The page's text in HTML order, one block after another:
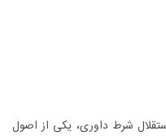
شرط داوری، یکی از اصول